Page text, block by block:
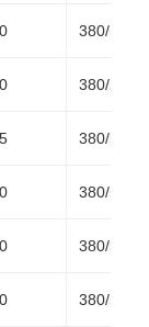
380/50
380/50
380/50
380/50
380/50
380/50